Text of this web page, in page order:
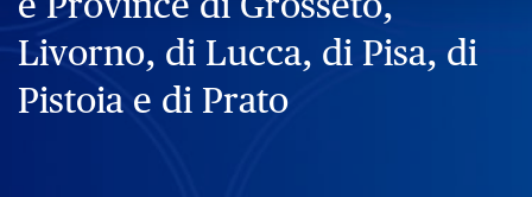
Livorno, di Lucca, di Pisa, di
Pistoia e di Prato